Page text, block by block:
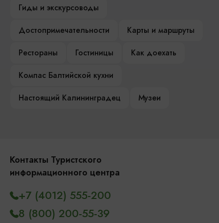
Гиды и экскурсоводы
Достопримечательности
Карты и маршруты
Рестораны
Гостиницы
Как доехать
Компас Балтийской кухни
Настоящий Калининградец
Музеи
Контакты Туристского
информационного центра
+7 (4012) 555-200
8 (800) 200-55-39